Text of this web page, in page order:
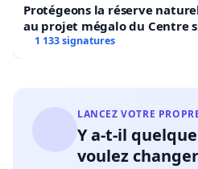
Protégeons la réserve
au projet mégalo du Centre
1 133 signatures
LANCEZ VOTRE
Y a-t-il
voulez